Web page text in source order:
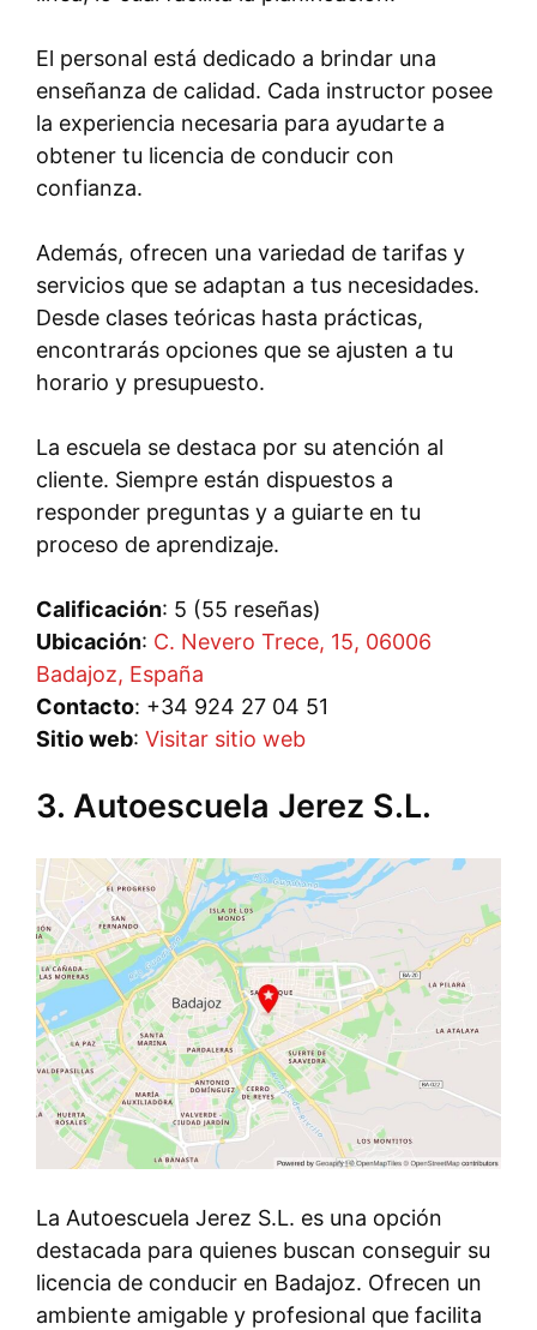
El personal está dedicado a brindar una
enseñanza de calidad. Cada instructor posee
la experiencia necesaria para ayudarte a
obtener tu licencia de conducir con
confianza.
Además, ofrecen una variedad de tarifas y
servicios que se adaptan a tus necesidades.
Desde clases teóricas hasta prácticas,
encontrarás opciones que se ajusten a tu
horario y presupuesto.
La escuela se destaca por su atención al
cliente. Siempre están dispuestos a
responder preguntas y a guiarte en tu
proceso de aprendizaje.
Calificación: 5 (55 reseñas)
Ubicación: C. Nevero Trece, 15, 06006
Badajoz, España
Contacto: +34 924 27 04 51
Sitio web: Visitar sitio web
3. Autoescuela Jerez S.L.
La Autoescuela Jerez S.L. es una opción
destacada para quienes buscan conseguir su
licencia de conducir en Badajoz. Ofrecen un
ambiente amigable y profesional que facilita